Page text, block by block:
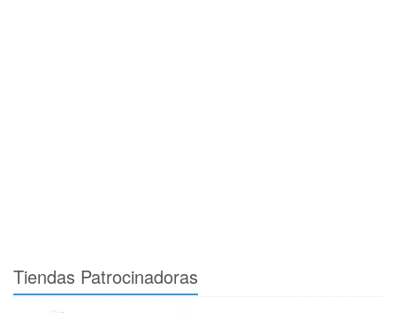
Tiendas Patrocinadoras